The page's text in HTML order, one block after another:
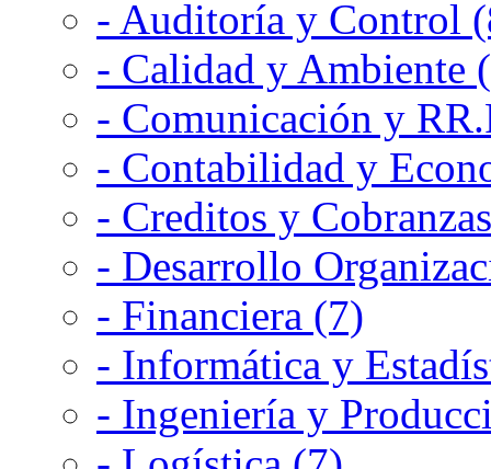
- Auditoría y Control
- Calidad y Ambiente
- Comunicación y
- Contabilidad y
- Creditos y
- Desarrollo
- Financiera (7)
- Informática y
- Ingeniería y